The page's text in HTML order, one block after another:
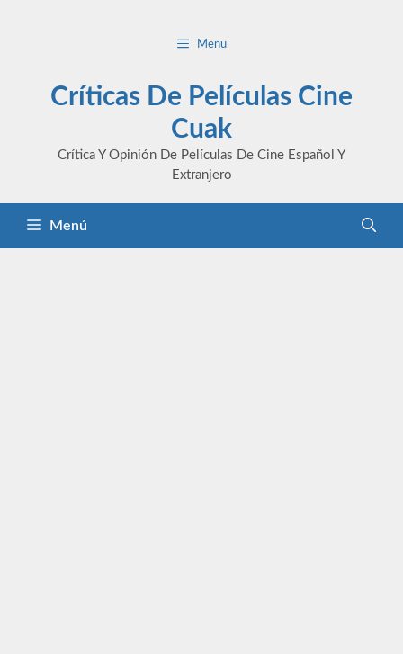
Menu
Críticas De Películas Cine
Cuak
Crítica Y Opinión De Películas De Cine Español Y
Extranjero
Menú